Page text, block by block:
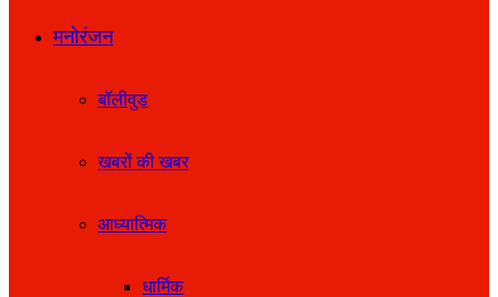
मनोरंजन
बॉलीवुड
खबरों की खबर
आध्यात्मिक
धार्मिक